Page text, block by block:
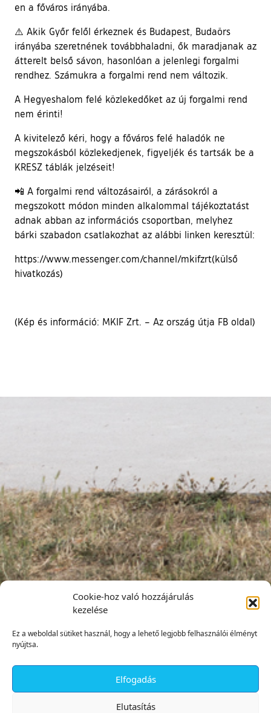
Cookie-hoz való hozzájárulás
kezelése
Ez a weboldal sütiket használ, hogy a lehető legjobb felhasználói élményt
nyújtsa.
Elfogadás
Elutasítás
en a főváros irányába.
⚠️ Akik Győr felől érkeznek és Budapest, Budaörs
irányába szeretnének továbbhaladni, ők maradjanak az
átterelt belső sávon, hasonlóan a jelenlegi forgalmi
rendhez. Számukra a forgalmi rend nem változik.
A Hegyeshalom felé közlekedőket az új forgalmi rend
nem érinti!
A kivitelező kéri, hogy a főváros felé haladók ne
megszokásból közlekedjenek, figyeljék és tartsák be a
KRESZ táblák jelzéseit!
📲 A forgalmi rend változásairól, a zárásokról a
megszokott módon minden alkalommal tájékoztatást
adnak abban az információs csoportban, melyhez
bárki szabadon csatlakozhat az alábbi linken keresztül:
https://www.messenger.com/channel/mkifzrt(külső
hivatkozás)
(Kép és információ: MKIF Zrt. – Az ország útja FB oldal)
✕